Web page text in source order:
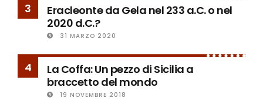
3
Eracleonte da Gela nel 233 a.C. o nel
2020 d.C.?
31 MARZO 2020
4
La Coffa: Un pezzo di Sicilia a
braccetto del mondo
19 NOVEMBRE 2018